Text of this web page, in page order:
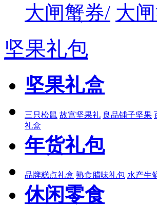
大闸蟹券/ 大
坚果礼包
坚果礼盒
三只松鼠 故宫坚果礼 良品铺子坚果
礼盒
年货礼包
品牌糕点礼盒 熟食腊味礼包 水产生
休闲零食